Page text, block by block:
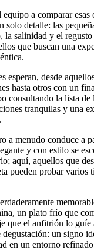
a comparar esas
solo detalle: las
la salinidad y el
que buscan una
esperan, desde
hasta otros con un
consultando la lista de
tranquilas y una
a menudo conduce a
y con estilo se
aquí, aquellos que
pueden probar varios
un plato frío que
que el anfitrión lo guíe
degustación: un signo
en un entorno